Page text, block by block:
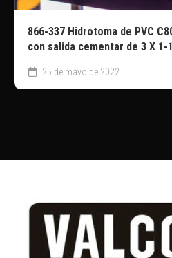
866-337 Hidrotoma de PVC
con salida cementar de 3 X 1-
25 de mayo de 2022